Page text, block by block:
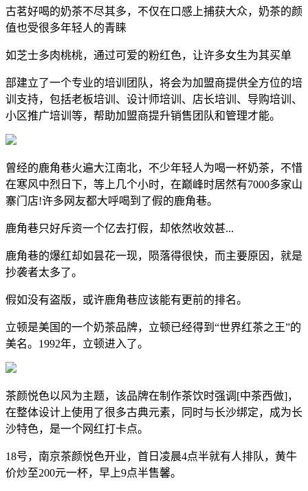
古茗好喝的奶茶不尽其多，不仅在口感上捕获大众，奶茶的颜
值也受很多年轻人的青睐
如芝士多肉桃桃，通过可爱的粉红色，让许多女生为其买单
部建立了一个专业的培训团队，将会为加盟商提供全方位的培
训支持，包括老板培训、设计师培训、店长培训、导购培训、
小区推广培训等，帮助加盟商提升销售团队和管理才能。
曾经的鹿角巷火遍大江南北，不少年轻人为喝一杯奶茶，不惜
在寒风中烈日下，等上几个小时，在巅峰时居然有7000多家山
寨门店!许多网友都大呼喝到了假的鹿角巷。
鹿角巷只好斥资一个亿去打假，却依然收效甚...
鹿角巷的爆红却如昙花一现，陨落得很快，而主要原因，就是
抄袭者太多了。
假如没有盗版，或许鹿角巷应该能有更前的排名。
立顿是美国的一个奶茶品牌，立顿已经得到“世界红茶之王”的
美名。1992年，立顿进入了。
茶颜悦色以风为主题，该品牌在制作茶饮时强调[中茶西做]，
在整体设计上使用了很多古典元素，同时与长沙绑定，成为长
沙特色，是一个网红打卡点。
18号，南京茶颜悦色开业，首日凌晨4点半就有人排队，黄牛
价炒至200元一杯，早上9点半售馨。